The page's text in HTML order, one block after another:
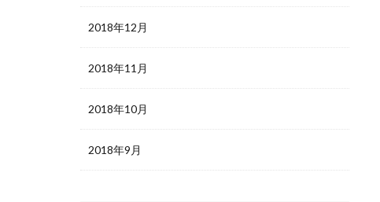
2018年12月
2018年11月
2018年10月
2018年9月